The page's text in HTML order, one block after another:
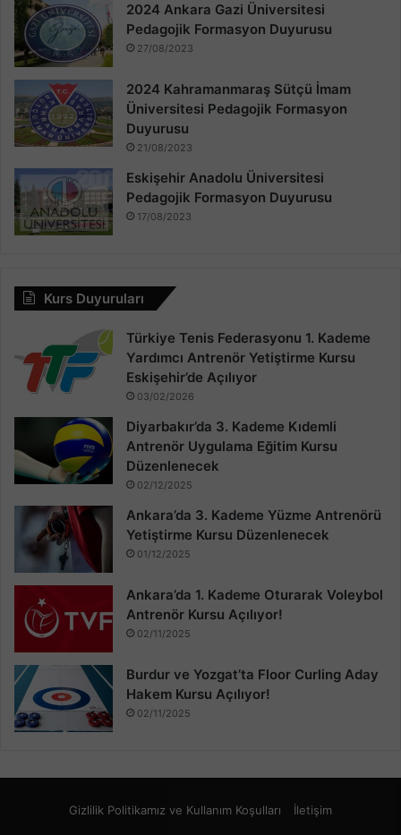
2024 Ankara Gazi Üniversitesi
Pedagojik Formasyon Duyurusu
27/08/2023
2024 Kahramanmaraş Sütçü İmam
Üniversitesi Pedagojik Formasyon
Duyurusu
21/08/2023
Eskişehir Anadolu Üniversitesi
Pedagojik Formasyon Duyurusu
17/08/2023
Kurs Duyuruları
Türkiye Tenis Federasyonu 1. Kademe
Yardımcı Antrenör Yetiştirme Kursu
Eskişehir’de Açılıyor
03/02/2026
Diyarbakır’da 3. Kademe Kıdemli
Antrenör Uygulama Eğitim Kursu
Düzenlenecek
02/12/2025
Ankara’da 3. Kademe Yüzme Antrenörü
Yetiştirme Kursu Düzenlenecek
01/12/2025
Ankara’da 1. Kademe Oturarak Voleybol
Antrenör Kursu Açılıyor!
02/11/2025
Burdur ve Yozgat’ta Floor Curling Aday
Hakem Kursu Açılıyor!
02/11/2025
Gizlilik Politikamız ve Kullanım Koşulları İletişim